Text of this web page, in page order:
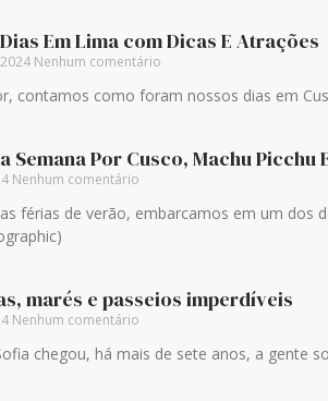
Em Lima com Dicas E Atrações
Nenhum comentário
contamos como foram nossos dias em
Semana Por Cusco, Machu Picchu
Nenhum comentário
férias de verão, embarcamos em um dos
marés e passeios imperdíveis
Nenhum comentário
chegou, há mais de sete anos, a gente